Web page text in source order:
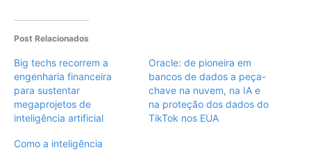
Post Relacionados
Big techs recorrem a
engenharia financeira
para sustentar
megaprojetos de
inteligência artificial
Oracle: de pioneira em
bancos de dados a peça-
chave na nuvem, na IA e
na proteção dos dados do
TikTok nos EUA
Como a inteligência